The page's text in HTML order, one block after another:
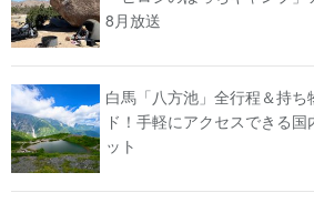
8月放送
白馬「八方池」全行程＆持
ド！手軽にアクセスできる
ット